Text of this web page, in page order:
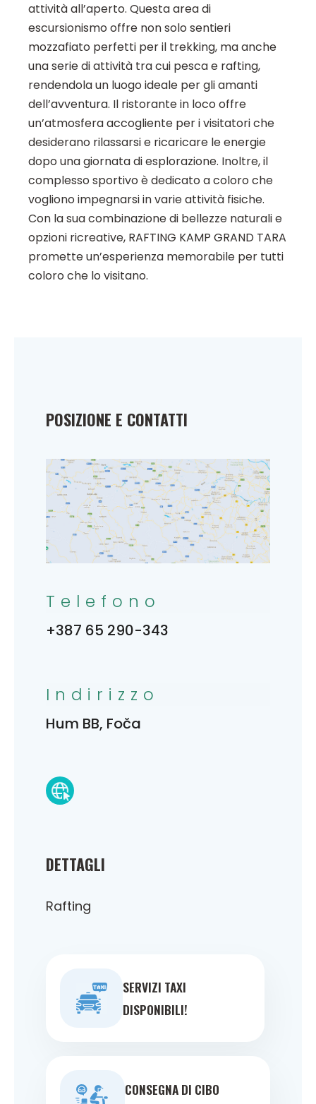
attività all’aperto. Questa area di
escursionismo offre non solo sentieri
mozzafiato perfetti per il trekking, ma anche
una serie di attività tra cui pesca e rafting,
rendendola un luogo ideale per gli amanti
dell’avventura. Il ristorante in loco offre
un’atmosfera accogliente per i visitatori che
desiderano rilassarsi e ricaricare le energie
dopo una giornata di esplorazione. Inoltre, il
complesso sportivo è dedicato a coloro che
vogliono impegnarsi in varie attività fisiche.
Con la sua combinazione di bellezze naturali e
opzioni ricreative, RAFTING KAMP GRAND TARA
promette un’esperienza memorabile per tutti
coloro che lo visitano.
DETTAGLI
Rafting
SERVIZI TAXI
DISPONIBILI!
CONSEGNA DI CIBO
POSIZIONE E CONTATTI
Telefono
+387 65 290-343
Indirizzo
Hum BB, Foča